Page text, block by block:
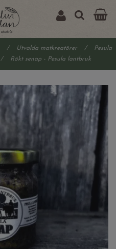
/ Utvalda matkreatörer /
Pesula
/ Rökt senap - Pesula lantbruk